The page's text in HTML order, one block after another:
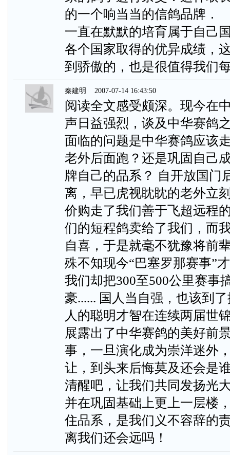
的一个响当当的信鸽品牌
一直在默默的培育属于自己
各个国家取得的优异成绩，
到骄傲的，也是很值得我们
秦建明 2007-07-14 16:43:50
阅读全文感受颇深。现今在
声日益强烈，谈及中华赛鸽
面临的问题是中华赛鸽应该
老外后面跑？还是巩固自己
牌自己的品系？ 自开放国门
离，早已虎视眈眈的老外立
价购走了我们善于飞超远程
们的短程鸽卖给了我们，而
自喜，于是就毫不犹豫将前
殊不知现今“巴塞罗那赛事”
我们却把300至500公里赛事
豪...... 国人当自强，也该到
人的聪明才智在连续两届世
展露出了中华赛鸽的美好前
事，一旦演化成为崇洋迷外
让，到头来后悔莫及还会是
清醒吧，让我们共同发扬光
并在巩固基础上更上一层楼
住品系，是我们义不容辞的
离我们还会远吗！